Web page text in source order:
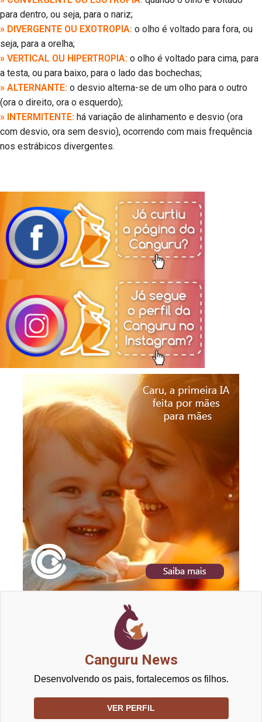
para dentro, ou seja, para o nariz;
» DIVERGENTE OU EXOTROPIA: o olho é voltado para fora, ou
seja, para a orelha;
» VERTICAL OU HIPERTROPIA: o olho é voltado para cima, para
a testa, ou para baixo, para o lado das bochechas;
» ALTERNANTE: o desvio alterna-se de um olho para o outro
(ora o direito, ora o esquerdo);
» INTERMITENTE: há variação de alinhamento e desvio (ora
com desvio, ora sem desvio), ocorrendo com mais frequência
nos estrábicos divergentes.
Canguru News
Desenvolvendo os pais, fortalecemos os filhos.
VER PERFIL